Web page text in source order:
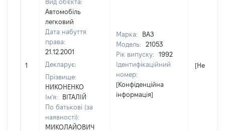
1
Вид об'єкта:
Автомобіль
легковий
Дата набуття
права:
21.12.2001
Декларує:
Прізвище:
НИКОНЕНКО
Ім'я:
ВІТАЛІЙ
По батькові (за
наявності):
МИКОЛАЙОВИЧ
Марка:
ВАЗ
Модель:
21053
Рік випуску:
1992
Ідентифікаційний
номер:
[Конфіденційна
інформація]
[Не